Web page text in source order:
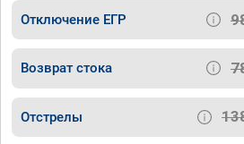
Отключение ЕГР
Возврат стока
Отстрелы